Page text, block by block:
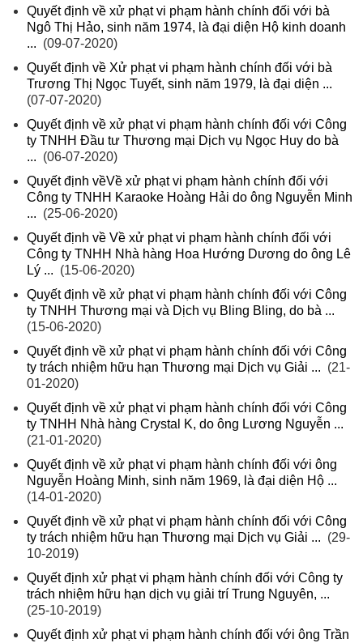
Quyết định về xử phạt vi phạm hành chính đối với bà
Ngô Thị Hảo, sinh năm 1974, là đại diện Hộ kinh doanh
... (09-07-2020)
Quyết định về Xử phạt vi phạm hành chính đối với bà
Trương Thị Ngọc Tuyết, sinh năm 1979, là đại diện ...
(07-07-2020)
Quyết định về xử phạt vi phạm hành chính đối với Công
ty TNHH Đầu tư Thương mại Dịch vụ Ngọc Huy do bà
... (06-07-2020)
Quyết định vềVề xử phạt vi phạm hành chính đối với
Công ty TNHH Karaoke Hoàng Hải do ông Nguyễn Minh
... (25-06-2020)
Quyết định về Về xử phạt vi phạm hành chính đối với
Công ty TNHH Nhà hàng Hoa Hướng Dương do ông Lê
Lý ... (15-06-2020)
Quyết định về xử phạt vi phạm hành chính đối với Công
ty TNHH Thương mại và Dịch vụ Bling Bling, do bà ...
(15-06-2020)
Quyết định về xử phạt vi phạm hành chính đối với Công
ty trách nhiệm hữu hạn Thương mại Dịch vụ Giải ... (21-
01-2020)
Quyết định về xử phạt vi phạm hành chính đối với Công
ty TNHH Nhà hàng Crystal K, do ông Lương Nguyễn ...
(21-01-2020)
Quyết định về xử phạt vi phạm hành chính đối với ông
Nguyễn Hoàng Minh, sinh năm 1969, là đại diện Hộ ...
(14-01-2020)
Quyết định về xử phạt vi phạm hành chính đối với Công
ty trách nhiệm hữu hạn Thương mại Dịch vụ Giải ... (29-
10-2019)
Quyết định xử phạt vi phạm hành chính đối với Công ty
trách nhiệm hữu hạn dịch vụ giải trí Trung Nguyên, ...
(25-10-2019)
Quyết định xử phạt vi phạm hành chính đối với ông Trần